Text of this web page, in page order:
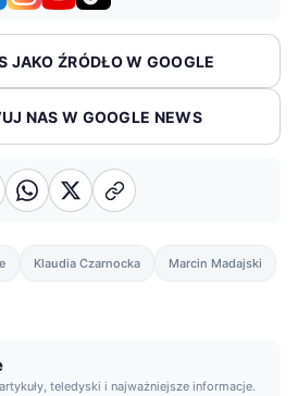
JAKO ŹRÓDŁO W GOOGLE
NAS W GOOGLE NEWS
Klaudia Czarnocka Marcin Madajski
teledyski i najważniejsze informacje.